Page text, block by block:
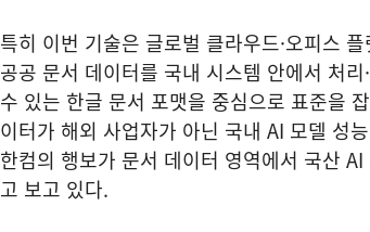
특히 이번 기술은 글로벌 클라우드·오피스
공공 문서 데이터를 국내 시스템 안에서 처
수 있는 한글 문서 포맷을 중심으로 표준을
이터가 해외 사업자가 아닌 국내 AI 모델 성
한컴의 행보가 문서 데이터 영역에서 국산
고 보고 있다.